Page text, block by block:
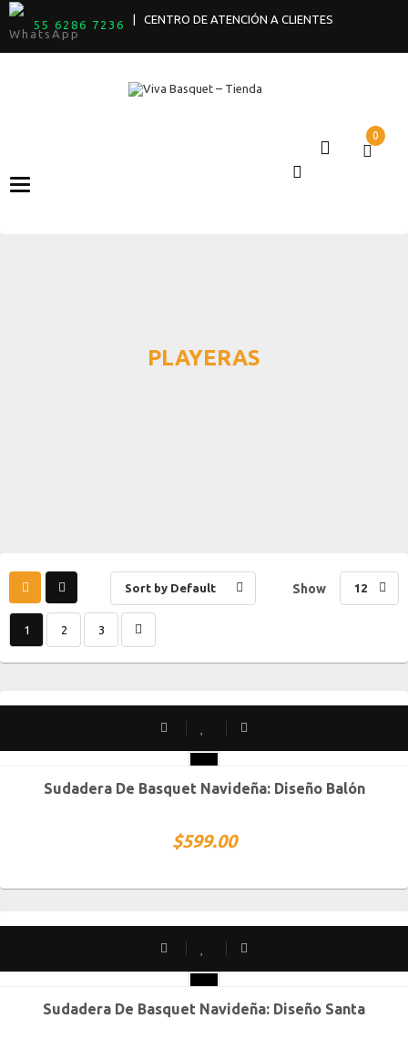
55 6286 7236 | CENTRO DE ATENCIÓN A CLIENTES
Categories
0
PLAYERAS
Sort by Default Show 12
1 2 3
CH M G XG XXG
Sudadera De Basquet Navideña: Diseño Balón
$599.00
CH M G XG XXG
Sudadera De Basquet Navideña: Diseño Santa